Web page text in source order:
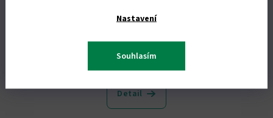
Nastavení
Souhlasím
4 504,13 Kč bez DPH
produktu
Detail